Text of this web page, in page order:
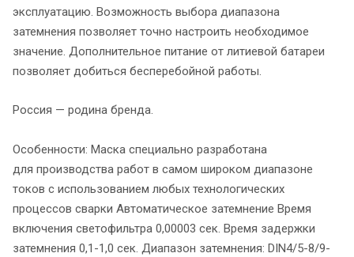
эксплуатацию. Возможность выбора диапазона
затемнения позволяет точно настроить необходимое
значение. Дополнительное питание от литиевой батареи
позволяет добиться бесперебойной работы.
Россия — родина бренда.
Особенности: Маска специально разработана
для производства работ в самом широком диапазоне
токов с использованием любых технологических
процессов сварки Автоматическое затемнение Время
включения светофильтра 0,00003 сек. Время задержки
затемнения 0,1-1,0 сек. Диапазон затемнения: DIN4/5-8/9-